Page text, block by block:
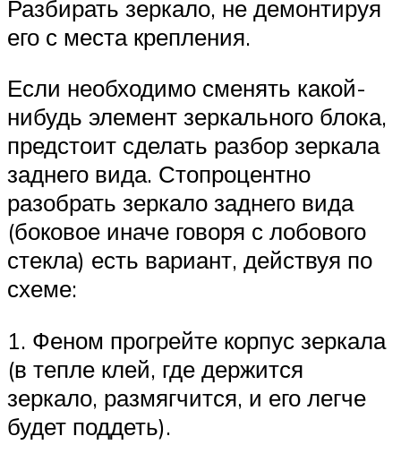
Разбирать зеркало, не демонтируя
его с места крепления.
Если необходимо сменять какой-
нибудь элемент зеркального блока,
предстоит сделать разбор зеркала
заднего вида. Стопроцентно
разобрать зеркало заднего вида
(боковое иначе говоря с лобового
стекла) есть вариант, действуя по
схеме:
1. Феном прогрейте корпус зеркала
(в тепле клей, где держится
зеркало, размягчится, и его легче
будет поддеть).